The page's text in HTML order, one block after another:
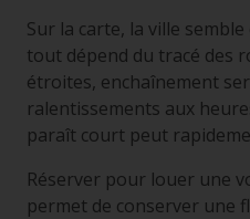
Sur la carte, la ville
tout dépend du tracé des
étroites, enchaînement
ralentissements aux
paraît court peut
Réserver pour louer une
permet de conserver une